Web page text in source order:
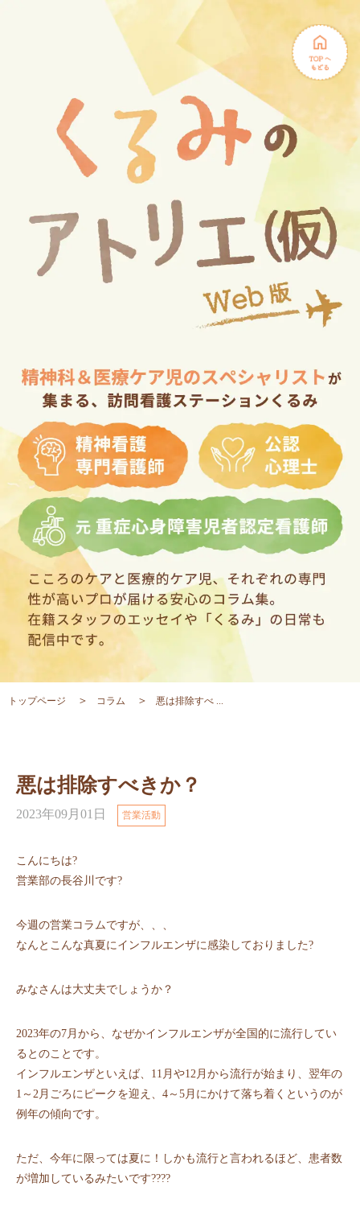
トップページ コラム 悪は排除すべ ...
悪は排除すべきか？
2023年09月01日 営業活動
こんにちは?
営業部の長谷川です?
今週の営業コラムですが、、、
なんとこんな真夏にインフルエンザに感染しておりました?
みなさんは大丈夫でしょうか？
2023年の7月から、なぜかインフルエンザが全国的に流行してい
るとのことです。
インフルエンザといえば、11月や12月から流行が始まり、翌年の
1～2月ごろにピークを迎え、4～5月にかけて落ち着くというのが
例年の傾向です。
ただ、今年に限っては夏に！しかも流行と言われるほど、患者数
が増加しているみたいです?‍??‍?